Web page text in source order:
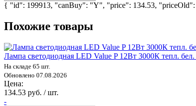
{ "id": 199913, "canBuy": "Y", "price": 134.53,
Похожие товары
Лампа светодиодная LED Value P 12Вт 3000К тепл.
На складе 65 шт.
Обновлено 07.08.2026
Цена:
134.53 руб. / шт.
-